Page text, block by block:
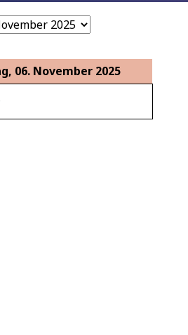
06. November 2025